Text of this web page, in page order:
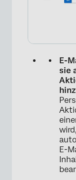
E-
sie
E-